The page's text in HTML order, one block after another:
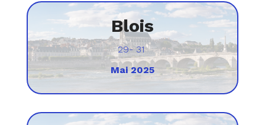
Blois
29- 31
Mai 2025